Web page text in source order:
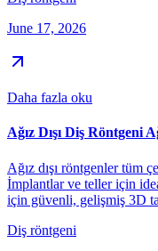
June 17, 2026
Daha fazla oku
Ağız Dışı Diş Röntgeni
Ağız dışı röntgenler tüm
İmplantlar ve teller için
için güvenli, gelişmiş 3D
Diş röntgeni